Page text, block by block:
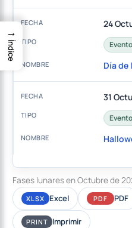
24
Evento
Día de
31
Evento
Fases lunares en Octubre de
XLSX Excel PDF PDF
PRINT Imprimir
→
Índice